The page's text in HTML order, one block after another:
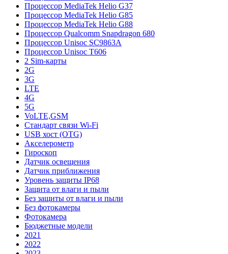
Процессор MediaTek Helio G37
Процессор MediaTek Helio G85
Процессор MediaTek Helio G88
Процессор Qualcomm Snapdragon 680
Процессор Unisoc SC9863A
Процессор Unisoc T606
2 Sim-карты
2G
3G
LTE
4G
5G
VoLTE,GSM
Стандарт связи Wi-Fi
USB хост (OTG)
Акселерометр
Гироскоп
Датчик освещения
Датчик приближения
Уровень защиты IP68
Защита от влаги и пыли
Без защиты от влаги и пыли
Без фотокамеры
Фотокамера
Бюджетные модели
2021
2022